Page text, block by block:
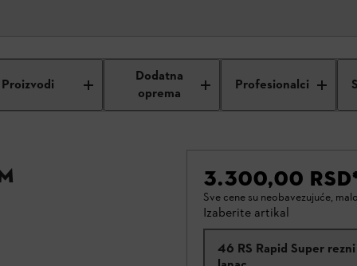
Proizvodi
Dodatna
oprema
Profesionalci
3.300,00 RSD
Sve cene su neobavezujuće,
Izaberite artikal
46 RS Rapid Super rezni